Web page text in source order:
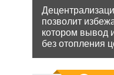
позволит
котором вывод
без отопления